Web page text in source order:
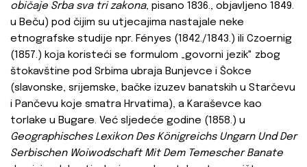
običaje Srba sva tri zakona, pisano 1836., objavljeno 1849.
u Beču) pod čijim su utjecajima nastajale neke
etnografske studije npr. Fényes (1842./1843.) ili Czoernig
(1857.) koja koristeći se formulom „govorni jezik" zbog
štokavštine pod Srbima ubraja Bunjevce i Šokce
(slavonske, srijemske, bačke izuzev banatskih u Starčevu
i Pančevu koje smatra Hrvatima), a Karaševce kao
torlake u Bugare. Već sljedeće godine (1858.) u
Geographisches Lexikon Des Königreichs Ungarn Und Der
Serbischen Woiwodschaft Mit Dem Temescher Banate